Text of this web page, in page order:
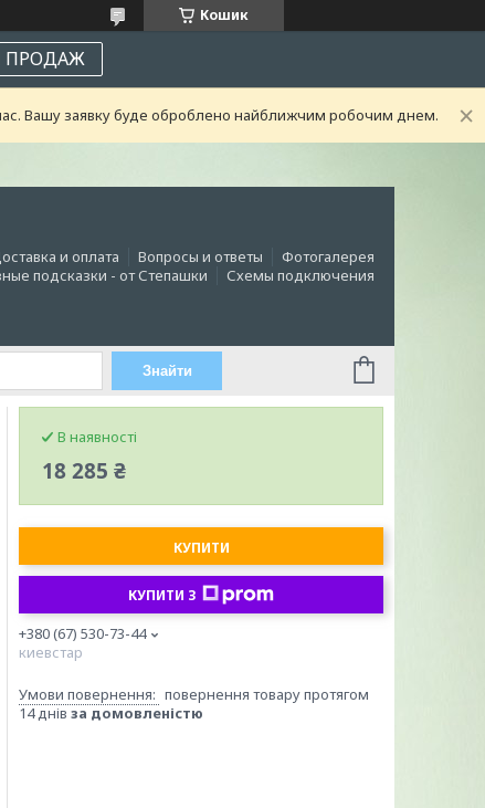
Кошик
ПРОДАЖ
Вашу заявку буде оброблено найближчим робочим днем.
и оплата Вопросы и ответы
Фотогалерея
подсказки - от Степашки Схемы подключения
Знайти
В наявності
18 285 ₴
КУПИТИ
КУПИТИ З
+380 (67) 530-73-44
киевстар
повернення товару протягом
14 днів за домовленістю